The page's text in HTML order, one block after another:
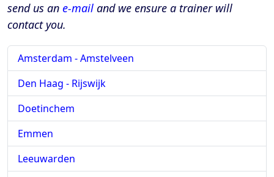
send us an e-mail and we ensure a trainer will
contact you.
Amsterdam - Amstelveen
Den Haag - Rijswijk
Doetinchem
Emmen
Leeuwarden